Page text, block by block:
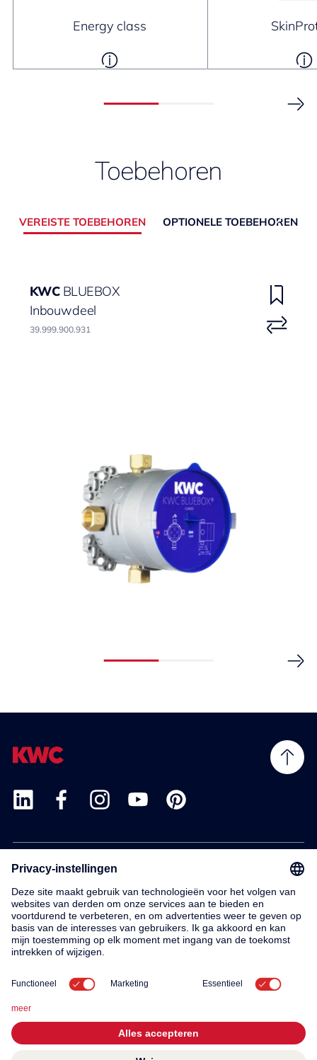
Energy class
Toebehoren
VEREISTE TOEBEHOREN OPTIONELE TOEBEHOREN
KWC BLUEBOX
Inbouwdeel
39.999.900.931
Service
Contact
© 2026 KWC Group AG